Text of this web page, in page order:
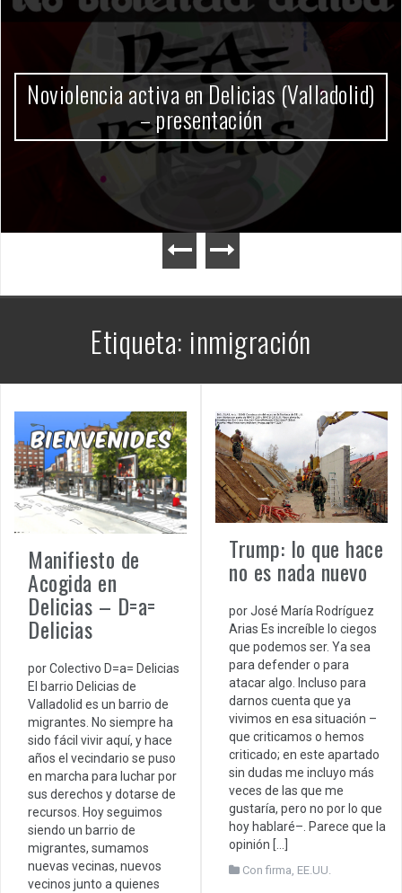
Gobierno Milei
Etiqueta: inmigración
Manifiesto de
Acogida en
Delicias – D=a=
Delicias
por Colectivo D=a= Delicias
El barrio Delicias de
Valladolid es un barrio de
migrantes. No siempre ha
sido fácil vivir aquí, y hace
años el vecindario se puso
en marcha para luchar por
sus derechos y dotarse de
recursos. Hoy seguimos
siendo un barrio de
migrantes, sumamos
nuevas vecinas, nuevos
vecinos junto a quienes
Trump: lo que hace
no es nada nuevo
por José María Rodríguez
Arias Es increíble lo ciegos
que podemos ser. Ya sea
para defender o para
atacar algo. Incluso para
darnos cuenta que ya
vivimos en esa situación –
que criticamos o hemos
criticado; en este apartado
sin dudas me incluyo más
veces de las que me
gustaría, pero no por lo que
hoy hablaré–. Parece que la
opinión […]
Con firma EE.UU.